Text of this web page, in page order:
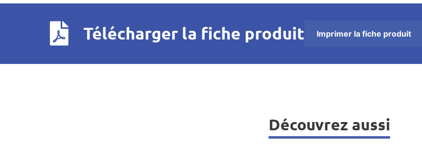
Télécharger la fiche produit Imprimer la fiche produit
Découvrez aussi